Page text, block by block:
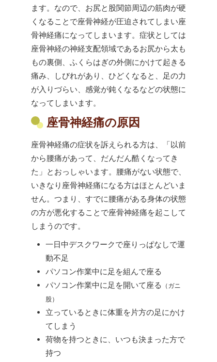
ます。なので、お尻と股関節周辺の筋肉が硬
くなることで座骨神経が圧迫されてしまい座
骨神経痛になってしまいます。症状としては
座骨神経の神経支配領域であるお尻から太も
もの裏側、ふくらはぎの外側にかけて起きる
痛み、しびれがあり、ひどくなると、足の力
が入りづらい、感覚が鈍くなるなどの状態に
なってしまいます。
座骨神経痛の原因
座骨神経痛の症状を訴えられる方は、「以前
から腰痛があって、だんだん酷くなってき
た」とおっしゃいます。腰痛がない状態で、
いきなり座骨神経痛になる方はほとんどいま
せん。つまり、すでに腰痛がある身体の状態
の方が悪化することで座骨神経痛を起こして
しまうのです。
一日中デスクワークで座りっぱなしで運
動不足
パソコン作業中に足を組んで座る
パソコン作業中に足を開いて座る
（ガニ
股）
立っているときに体重を片方の足にかけ
てしまう
荷物を持つときに、いつも決まった方で
持つ